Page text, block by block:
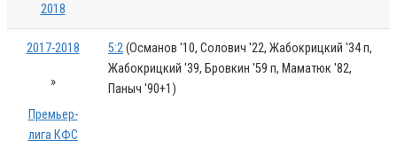
2018
2017-2018
»
Премьер-
лига КФС
5:2(Османов '10, Солович '22, Жабокрицкий '34 п,
Жабокрицкий '39, Бровкин '59 п, Маматюк '82,
Паныч '90+1)